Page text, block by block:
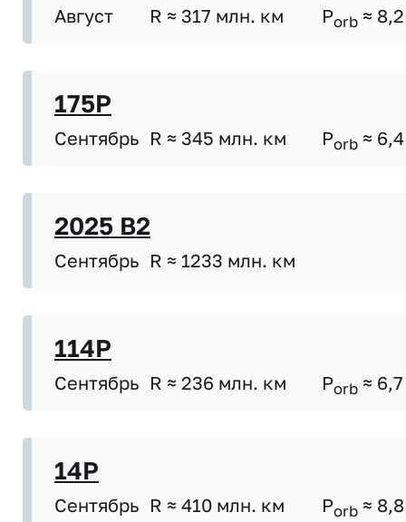
Август R ≈ 317 млн. км Porb ≈ 8,2
175P
Сентябрь R ≈ 345 млн. км Porb ≈ 6,4
2025 B2
Сентябрь R ≈ 1233 млн. км
114P
Сентябрь R ≈ 236 млн. км Porb ≈ 6,7
14P
Сентябрь R ≈ 410 млн. км Porb ≈ 8,8